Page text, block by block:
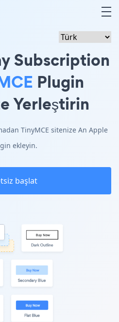
Subscription
Plugin
Yerleştirin
TinyMCE sitenize An Apple
ekleyin.
başlat